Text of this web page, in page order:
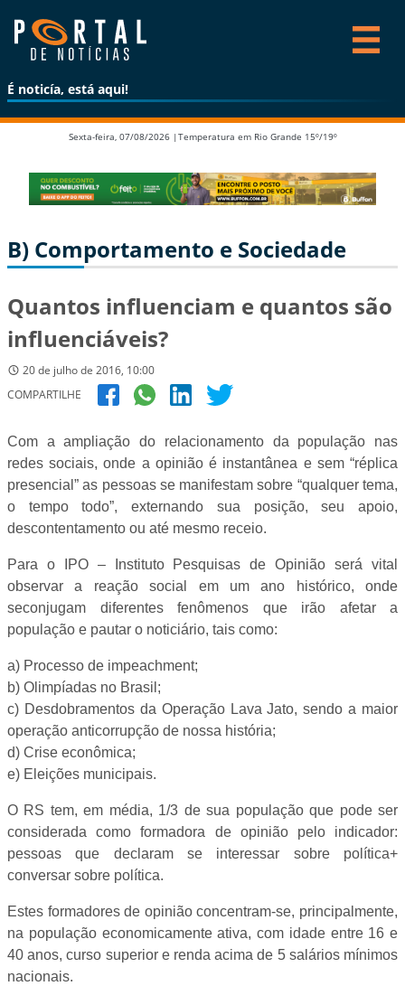
É noticía, está aqui!
Sexta-feira, 07/08/2026 | Temperatura em Rio Grande 15º/19º
B) Comportamento e Sociedade
Quantos influenciam e quantos são
influenciáveis?
20 de julho de 2016, 10:00
COMPARTILHE
Com a ampliação do relacionamento da população nas
redes sociais, onde a opinião é instantânea e sem “réplica
presencial” as pessoas se manifestam sobre “qualquer tema,
o tempo todo”, externando sua posição, seu apoio,
descontentamento ou até mesmo receio.
Para o IPO – Instituto Pesquisas de Opinião será vital
observar a reação social em um ano histórico, onde
seconjugam diferentes fenômenos que irão afetar a
população e pautar o noticiário, tais como:
a) Processo de impeachment;
b) Olimpíadas no Brasil;
c) Desdobramentos da Operação Lava Jato, sendo a maior
operação anticorrupção de nossa história;
d) Crise econômica;
e) Eleições municipais.
O RS tem, em média, 1/3 de sua população que pode ser
considerada como formadora de opinião pelo indicador:
pessoas que declaram se interessar sobre política+
conversar sobre política.
Estes formadores de opinião concentram-se, principalmente,
na população economicamente ativa, com idade entre 16 e
40 anos, curso superior e renda acima de 5 salários mínimos
nacionais.